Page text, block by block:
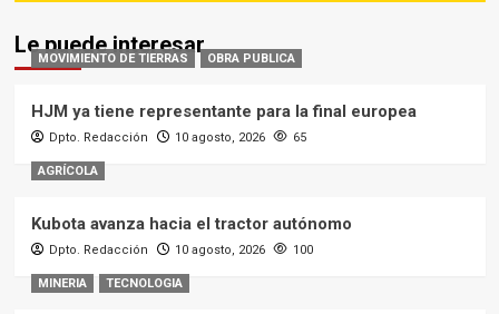
Le puede interesar
MOVIMIENTO DE TIERRAS OBRA PUBLICA
HJM ya tiene representante para la final europea
Dpto. Redacción 10 agosto, 2026 65
AGRÍCOLA
Kubota avanza hacia el tractor autónomo
Dpto. Redacción 10 agosto, 2026 100
MINERIA TECNOLOGIA